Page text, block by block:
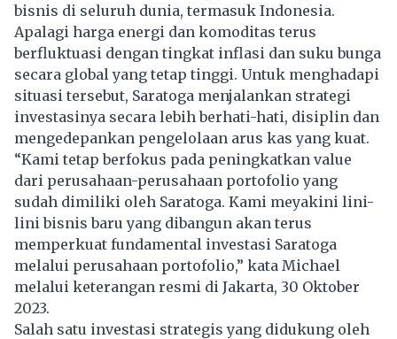
bisnis di seluruh dunia, termasuk Indonesia.
Apalagi harga energi dan komoditas terus
berfluktuasi dengan tingkat inflasi dan suku bunga
secara global yang tetap tinggi. Untuk menghadapi
situasi tersebut, Saratoga menjalankan strategi
investasinya secara lebih berhati-hati, disiplin dan
mengedepankan pengelolaan arus kas yang kuat.
“Kami tetap berfokus pada peningkatkan value
dari perusahaan-perusahaan portofolio yang
sudah dimiliki oleh Saratoga. Kami meyakini lini-
lini bisnis baru yang dibangun akan terus
memperkuat fundamental investasi Saratoga
melalui perusahaan portofolio,” kata Michael
melalui keterangan resmi di Jakarta, 30 Oktober
2023.
Salah satu investasi strategis yang didukung oleh